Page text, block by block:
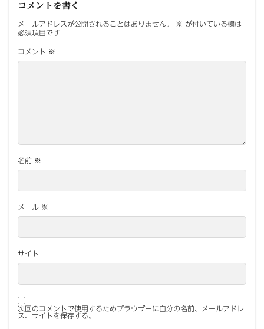
コメントを書く
メールアドレスが公開されることはありません。 ※ が付いている欄は
必須項目です
コメント ※
名前 ※
メール ※
サイト
次回のコメントで使用するためブラウザーに自分の名前、メールアドレ
ス、サイトを保存する。